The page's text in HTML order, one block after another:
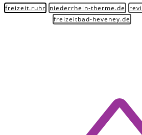
freizeit.ruhr niederrhein-therme.de
freizeitbad-heveney.de